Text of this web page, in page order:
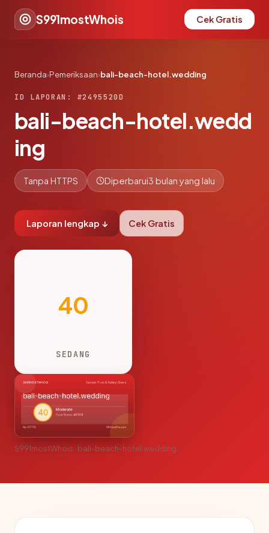
S991mostWhois Cek Gratis
Beranda›Pemeriksaan›bali-beach-hotel.wedding
ID LAPORAN: #2495520D
bali-beach-hotel.wedd
ing
Tanpa HTTPS Diperbarui3 bulan yang lalu
Laporan lengkap ↓ Cek Gratis
40
SEDANG
S991mostWhois · bali-beach-hotel.wedding